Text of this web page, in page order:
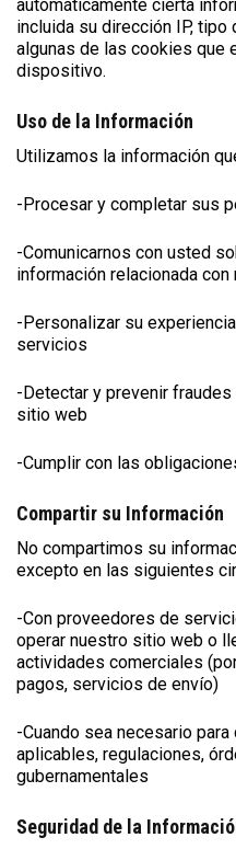
automáticamente cierta
incluida su dirección IP, tipo
algunas de las cookies que
dispositivo.
Uso de la Información
Utilizamos la información
-Procesar y completar sus
-Comunicarnos con usted
información relacionada
-Personalizar su
servicios
-Detectar y prevenir
sitio web
-Cumplir con las
Compartir su Información
No compartimos su
excepto en las siguientes
-Con proveedores de
operar nuestro sitio web o
actividades comerciales
pagos, servicios de envío)
-Cuando sea necesario
aplicables, regulaciones,
gubernamentales
Seguridad de la